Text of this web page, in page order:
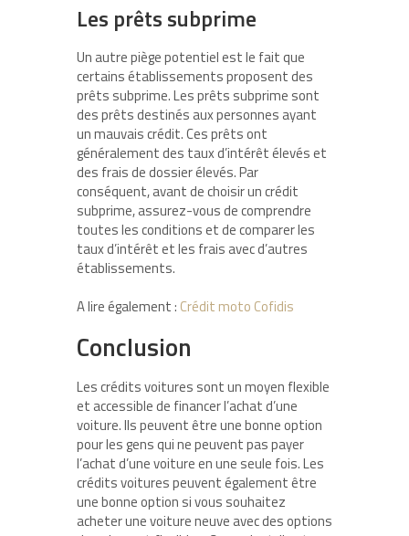
Les prêts subprime
Un autre piège potentiel est le fait que
certains établissements proposent des
prêts subprime. Les prêts subprime sont
des prêts destinés aux personnes ayant
un mauvais crédit. Ces prêts ont
généralement des taux d’intérêt élevés et
des frais de dossier élevés. Par
conséquent, avant de choisir un crédit
subprime, assurez-vous de comprendre
toutes les conditions et de comparer les
taux d’intérêt et les frais avec d’autres
établissements.
A lire également : Crédit moto Cofidis
Conclusion
Les crédits voitures sont un moyen flexible
et accessible de financer l’achat d’une
voiture. Ils peuvent être une bonne option
pour les gens qui ne peuvent pas payer
l’achat d’une voiture en une seule fois. Les
crédits voitures peuvent également être
une bonne option si vous souhaitez
acheter une voiture neuve avec des options